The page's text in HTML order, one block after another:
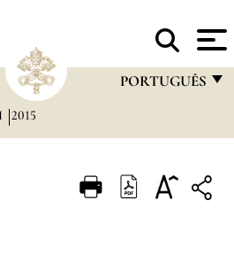
PORTUGUÊS
ITALIANO
2015